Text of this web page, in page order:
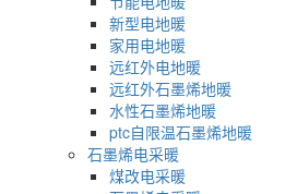
新型电地暖
家用电地暖
远红外电地暖
远红外石墨烯地暖
水性石墨烯地暖
ptc自限温石墨烯地暖
石墨烯电采暖
煤改电采暖